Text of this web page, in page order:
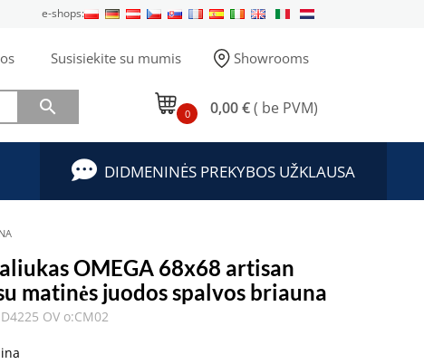
e-shops:
Susisiekite su mumis Showrooms
 0 0,00 €( be PVM)
DIDMENINĖS PREKYBOS UŽKLAUSA
OMEGA 68x68 artisan
matinės juodos spalvos briauna
OV o:CM02